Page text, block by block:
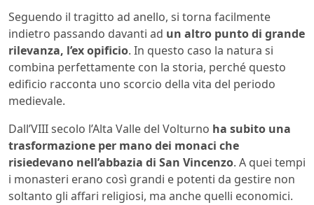
Seguendo il tragitto ad anello, si torna facilmente
indietro passando davanti ad un altro punto di grande
rilevanza, l’ex opificio. In questo caso la natura si
combina perfettamente con la storia, perché questo
edificio racconta uno scorcio della vita del periodo
medievale.
Dall’VIII secolo l’Alta Valle del Volturno ha subito una
trasformazione per mano dei monaci che
risiedevano nell’abbazia di San Vincenzo. A quei tempi
i monasteri erano così grandi e potenti da gestire non
soltanto gli affari religiosi, ma anche quelli economici.